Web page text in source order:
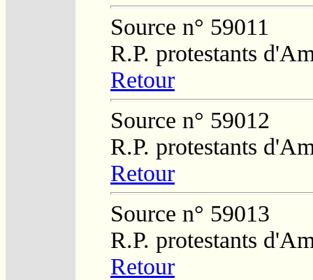
Source n° 59011
R.P. protestants
Retour
Source n° 59012
R.P. protestants
Retour
Source n° 59013
R.P. protestants
Retour